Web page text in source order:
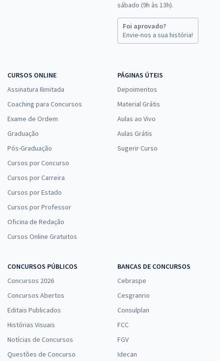
sábado (9h às 13h).
Foi aprovado?
Envie-nos a sua história!
CURSOS ONLINE
Assinatura Ilimitada
Coaching para Concursos
Exame de Ordem
Graduação
Pós-Graduação
Cursos por Concurso
Cursos por Carreira
Cursos por Estado
Cursos por Professor
Oficina de Redação
Cursos Online Gratuitos
PÁGINAS ÚTEIS
Depoimentos
Material Grátis
Aulas ao Vivo
Aulas Grátis
Sugerir Curso
CONCURSOS PÚBLICOS
Concursos 2026
Concursos Abertos
Editais Publicados
Histórias Visuais
Notícias de Concursos
Questões de Concurso
BANCAS DE CONCURSOS
Cebraspe
Cesgranrio
Consulplan
FCC
FGV
Idecan